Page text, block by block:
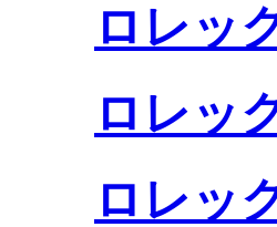
ロレッ
ロレッ
ロレッ